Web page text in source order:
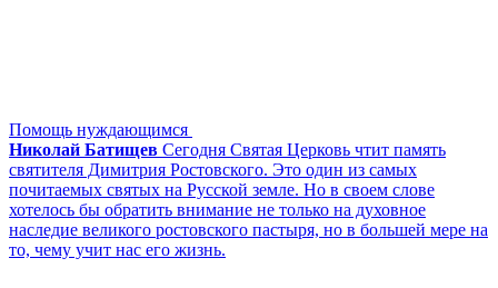
Помощь нуждающимся
Николай Батищев Сегодня Святая Церковь чтит память
святителя Димитрия Ростовского. Это один из самых
почитаемых святых на Русской земле. Но в своем слове
хотелось бы обратить внимание не только на духовное
наследие великого ростовского пастыря, но в большей мере на
то, чему учит нас его жизнь.